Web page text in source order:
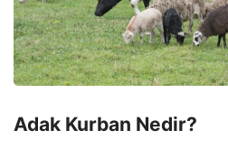
Adak Kurban Nedir?